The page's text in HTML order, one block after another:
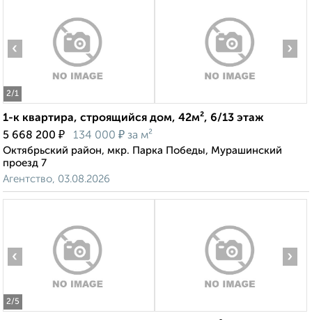
2/1
‹ ›
1-к квартира, строящийся дом, 42м², 6/13 этаж
5 668 200 ₽ 134 000 ₽ за м²
Октябрьский район, мкр. Парка Победы, Мурашинский
проезд 7
Агентство, 03.08.2026
2/5
‹ ›